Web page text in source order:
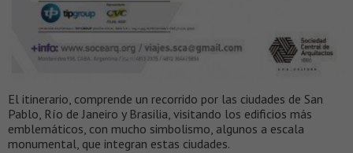
El itinerario, comprende un recorrido por las ciudades de San
Pablo, Río de Janeiro y Brasilia, visitando los edificios más
emblemáticos, con mucho simbolismo, algunos a escala
monumental, que integran estas ciudades.